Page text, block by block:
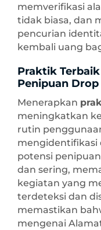
memverifikasi
tidak biasa, dan
pencurian
kembali uang
Praktik
Penipuan
Menerapkan
meningkatkan
rutin
mengidentifikasi
potensi
dan sering,
kegiatan yang
terdeteksi dan
memastikan
mengenai